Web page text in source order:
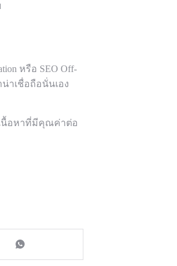
หรือ SEO Off-
าเชื่อถือนั่นเอง
นื้อหาที่มีคุณค่าต่อ